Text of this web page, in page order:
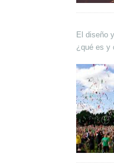
El diseño
¿qué es y